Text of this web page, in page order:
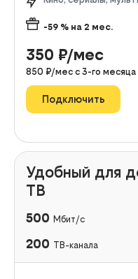
-59 % на 2 мес.
350 ₽/мес
850 ₽/мес с 3-го месяца
Подключить
Удобный для
ТВ
500 Мбит/с
200 ТВ-канала